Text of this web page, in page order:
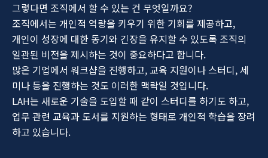
그렇다면 조직에서 할 수 있는 건 무엇일까요?
조직에서는 개인적 역량을 키우기 위한 기회를 제공하고,
개인이 성장에 대한 동기와 긴장을 유지할 수 있도록 조직의
일관된 비전을 제시하는 것이 중요하다고 합니다.
많은 기업에서 워크샵을 진행하고, 교육 지원이나 스터디, 세
미나 등을 진행하는 것도 이러한 맥락일 것입니다.
LAH는 새로운 기술을 도입할 때 같이 스터디를 하기도 하고,
업무 관련 교육과 도서를 지원하는 형태로 개인적 학습을 장려
하고 있습니다.